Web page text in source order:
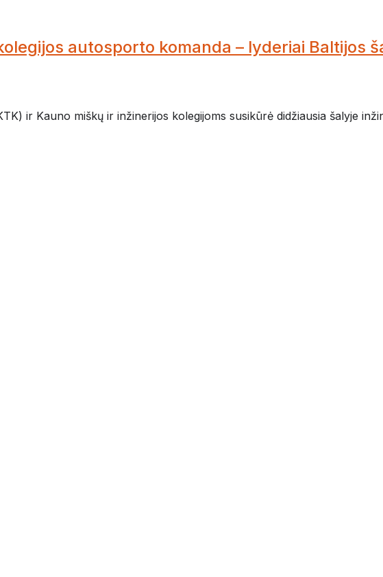
autosporto komanda – lyderiai Baltijos
ir Kauno miškų ir inžinerijos kolegijoms susikūrė didžiausia šalyje